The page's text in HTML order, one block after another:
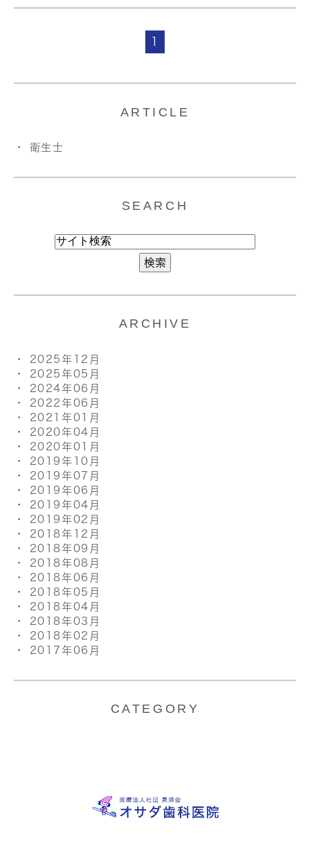
1
ARTICLE
衛生士
SEARCH
ARCHIVE
2025年12月
2025年05月
2024年06月
2022年06月
2021年01月
2020年04月
2020年01月
2019年10月
2019年07月
2019年06月
2019年04月
2019年02月
2018年12月
2018年09月
2018年08月
2018年06月
2018年05月
2018年04月
2018年03月
2018年02月
2017年06月
CATEGORY